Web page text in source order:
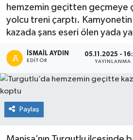
hemzemin geçitten geçmeye
yolcu treni çarptı. Kamyonetin
kazada şans eseri ölen yada
İSMAIL AYDIN
EDITÖR
05.11.2025 -
YAYINLANMA
Paylaş